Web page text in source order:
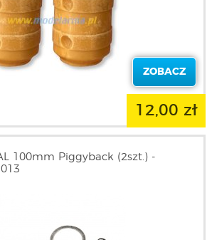
ZOBACZ
12,00 zł
100mm Piggyback (2szt.) -